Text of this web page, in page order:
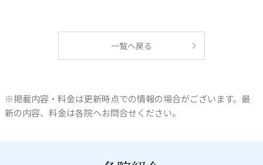
一覧へ戻る
※掲載内容・料金は更新時点での情報の場合がございます。最
新の内容、料金は各院へお問合せください。